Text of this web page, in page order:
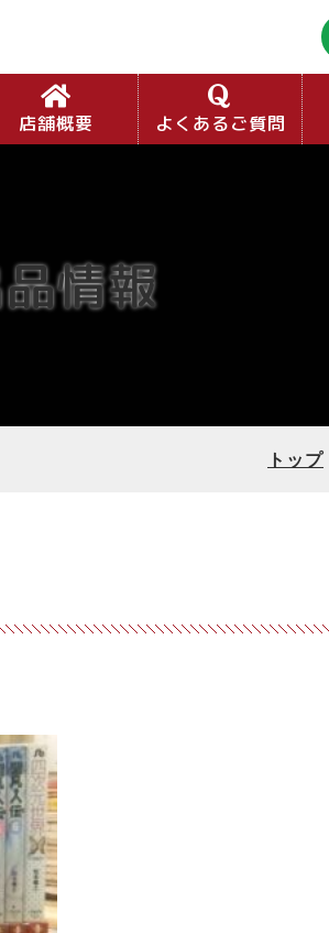
店舗概要 よくあるご質問
情報
トップ